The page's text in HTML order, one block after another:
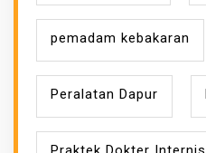
pemadam kebakaran
Peralatan Dapur